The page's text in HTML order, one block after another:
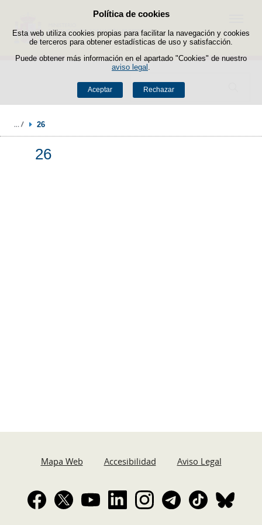
Política de cookies
Esta web utiliza cookies propias para facilitar la navegación y cookies
de terceros para obtener estadísticas de uso y satisfacción.
Puede obtener más información en el apartado "Cookies" de nuestro
aviso legal
Aceptar Rechazar
Saltar al contenido
Buscador
Menú
26
26
Mapa Web Accesibilidad Aviso Legal